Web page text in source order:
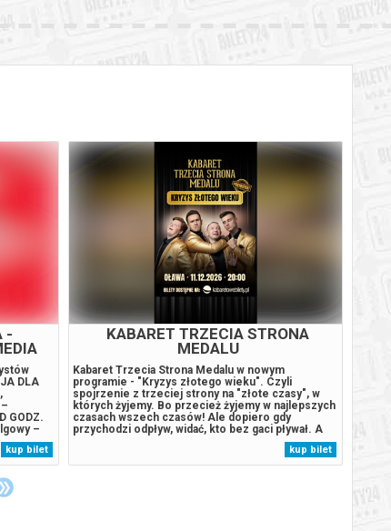
-
DLA
GODZ.
–
oraz
balkon...
kup bilet
KABARET TRZECIA STRONA
MEDALU
Kabaret Trzecia Strona Medalu w nowym
programie - "Kryzys złotego wieku". Czyli
spojrzenie z trzeciej strony na "złote czasy", w
których żyjemy. Bo przecież żyjemy w najlepszych
czasach wszech czasów! Ale dopiero gdy
przychodzi odpływ, widać, kto bez gaci pływał. A
odpływ przychodzi w najmniej oczekiwanym
momencie. Czy w tych czasach rzeczywiście nie
wszystko złoto, co się świeci?*******
kup bilet